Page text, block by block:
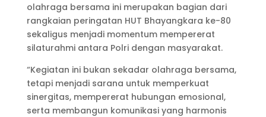
olahraga bersama ini merupakan bagian dari
rangkaian peringatan HUT Bhayangkara ke-80
sekaligus menjadi momentum mempererat
silaturahmi antara Polri dengan masyarakat.
“Kegiatan ini bukan sekadar olahraga bersama,
tetapi menjadi sarana untuk memperkuat
sinergitas, mempererat hubungan emosional,
serta membangun komunikasi yang harmonis